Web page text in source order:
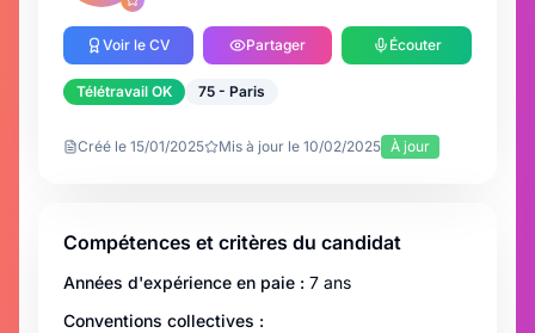
Voir le CV Partager Écouter
Télétravail OK 75 - Paris
Créé le 15/01/2025 Mis à jour le 10/02/2025 À jour
Compétences et critères du candidat
Années d'expérience en paie : 7 ans
Conventions collectives :